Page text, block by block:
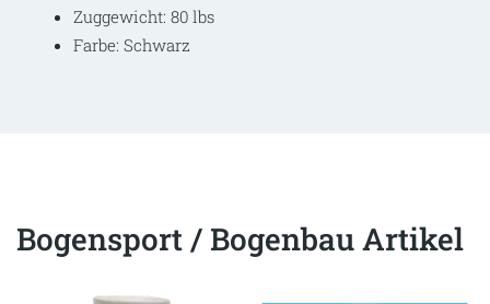
Zuggewicht: 80 lbs
Farbe: Schwarz
Bogensport / Bogenbau Artikel